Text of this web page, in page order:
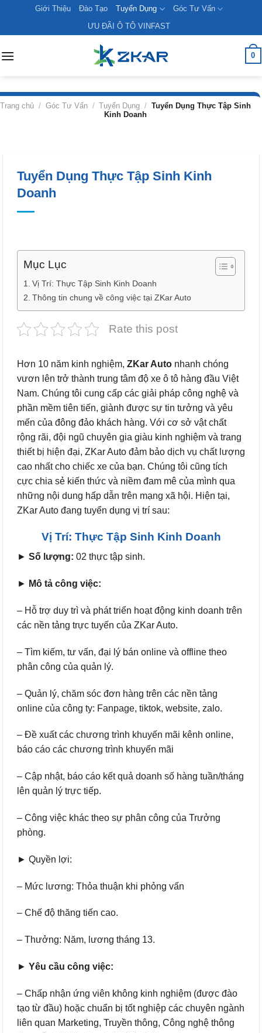
content
Giới Thiệu Đào Tạo Tuyển Dụng
Góc Tư Vấn
ƯU ĐÃI Ô TÔ VINFAST
0
Trang chủ / Góc Tư Vấn / Tuyển Dụng / Tuyển Dụng Thực Tập Sinh
Kinh Doanh
Tuyển Dụng Thực Tập Sinh Kinh
Doanh
Mục Lục
Vị Trí: Thực Tập Sinh Kinh Doanh
Thông tin chung về công việc tại ZKar Auto
Rate this post
Hơn 10 năm kinh nghiệm, ZKar Auto nhanh chóng
vươn lên trở thành trung tâm độ xe ô tô hàng đầu Việt
Nam. Chúng tôi cung cấp các giải pháp công nghệ và
phần mềm tiên tiến, giành được sự tin tưởng và yêu
mến của đông đảo khách hàng. Với cơ sở vật chất
rộng rãi, đội ngũ chuyên gia giàu kinh nghiệm và trang
thiết bị hiện đại, ZKar Auto đảm bảo dịch vụ chất lượng
cao nhất cho chiếc xe của bạn. Chúng tôi cũng tích
cực chia sẻ kiến thức và niềm đam mê của mình qua
những nội dung hấp dẫn trên mạng xã hội. Hiện tại,
ZKar Auto đang tuyển dụng vị trí sau:
Vị Trí: Thực Tập Sinh Kinh Doanh
► Số lượng: 02 thực tập sinh.
► Mô tả công việc:
– Hỗ trợ duy trì và phát triển hoạt động kinh doanh trên
các nền tảng trực tuyến của ZKar Auto.
– Tìm kiếm, tư vấn, đại lý bán online và offline theo
phân công của quản lý.
– Quản lý, chăm sóc đơn hàng trên các nền tảng
online của công ty: Fanpage, tiktok, website, zalo.
– Đề xuất các chương trình khuyến mãi kênh online,
báo cáo các chương trình khuyến mãi
– Cập nhật, báo cáo kết quả doanh số hàng tuần/tháng
lên quản lý trực tiếp.
– Công việc khác theo sự phân công của Trưởng
phòng.
► Quyền lợi:
– Mức lương: Thỏa thuận khi phỏng vấn
– Chế độ thăng tiến cao.
– Thưởng: Năm, lương tháng 13.
► Yêu cầu công việc:
– Chấp nhận ứng viên không kinh nghiệm (được đào
tạo từ đầu) hoặc chuẩn bị tốt nghiệp các chuyên ngành
liên quan Marketing, Truyền thông, Công nghệ thông